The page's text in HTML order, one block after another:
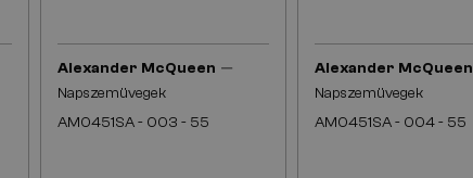
Alexander McQueen —
Napszemüvegek
AM0451SA - 003 - 55
Alexander McQueen
Napszemüvegek
AM0451SA - 004 - 55